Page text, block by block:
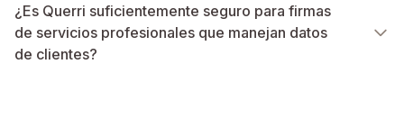
¿Es Querri suficientemente seguro para firmas
de servicios profesionales que manejan datos
de clientes?